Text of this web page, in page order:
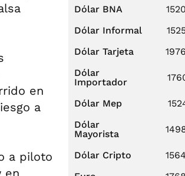
en
a
a piloto
en
Dólar BNA
Dólar Informal
Dólar Tarjeta
Dólar
Importador
Dólar Mep
Dólar
Mayorista
Dólar Cripto